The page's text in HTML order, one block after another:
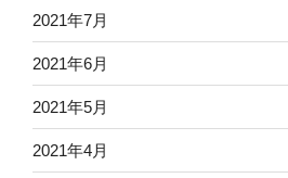
2021年7月
2021年6月
2021年5月
2021年4月